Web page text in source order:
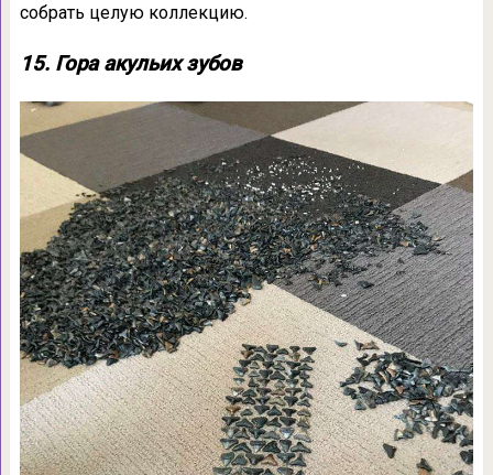
собрать целую коллекцию.
15. Гора акульих зубов